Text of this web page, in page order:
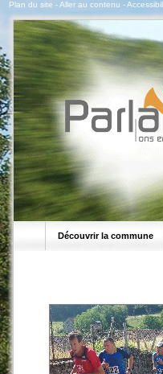
Plan du site -Aller au contenu -
Découvrir la commune